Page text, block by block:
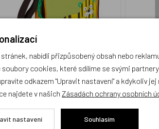
BP7169004
Skladem 1 ks
299 Kč
KOUPIT
Skladem
nabídli přizpůsobený obsah nebo
cookies, které sdílíme se svými
odkazem "Upravit nastavení" a kdykoliv
najdete v našich Zásadách ochrany osobních
nastavení Souhlasím